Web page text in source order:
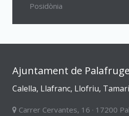
Posidònia
Ajuntament de
Calella, Llafranc, Llofriu,
Carrer Cervantes, 16 · 17200